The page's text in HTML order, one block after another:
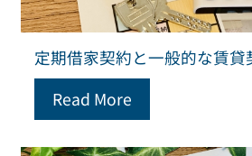
定期借家契約と一般的な賃貸
Read More